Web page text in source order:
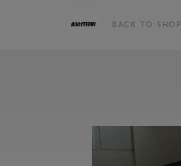
BACK TO SHOP